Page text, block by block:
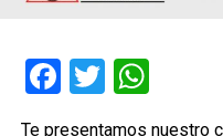
Facebook
Twitter
Te presentamos nuestro